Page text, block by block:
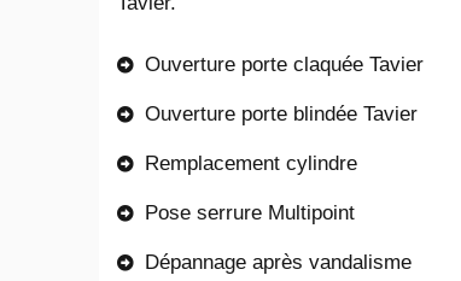
Ouverture porte claquée Tavier
Ouverture porte blindée Tavier
Remplacement cylindre
Pose serrure Multipoint
Dépannage après vandalisme